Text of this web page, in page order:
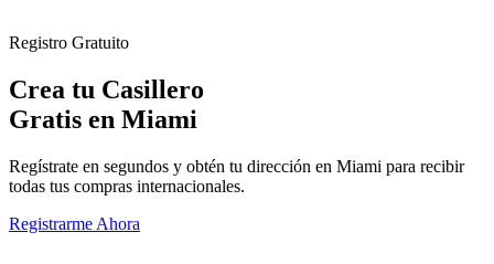
Registro Gratuito
Crea tu Casillero
Gratis en Miami
Regístrate en segundos y obtén tu dirección en Miami para recibir
todas tus compras internacionales.
Registrarme Ahora